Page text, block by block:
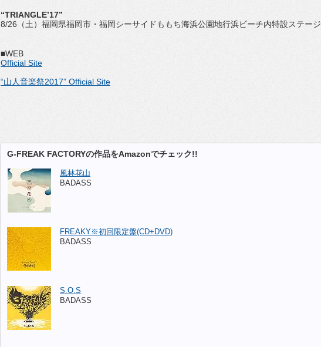
“TRIANGLE’17”
8/26（土）福岡県福岡市・福岡シーサイドももち海浜公園地行浜ビーチ内特設ステージ
■WEB
Official Site
“山人音楽祭2017” Official Site
G-FREAK FACTORYの作品をAmazonでチェック!!
風林花山
BADASS
FREAKY※初回限定盤(CD+DVD)
BADASS
S.O.S
BADASS